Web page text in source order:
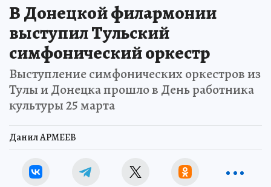
В Донецкой филармонии
выступил Тульский
симфонический оркестр
Выступление симфонических оркестров из
Тулы и Донецка прошло в День работника
культуры 25 марта
Данил АРМЕЕВ